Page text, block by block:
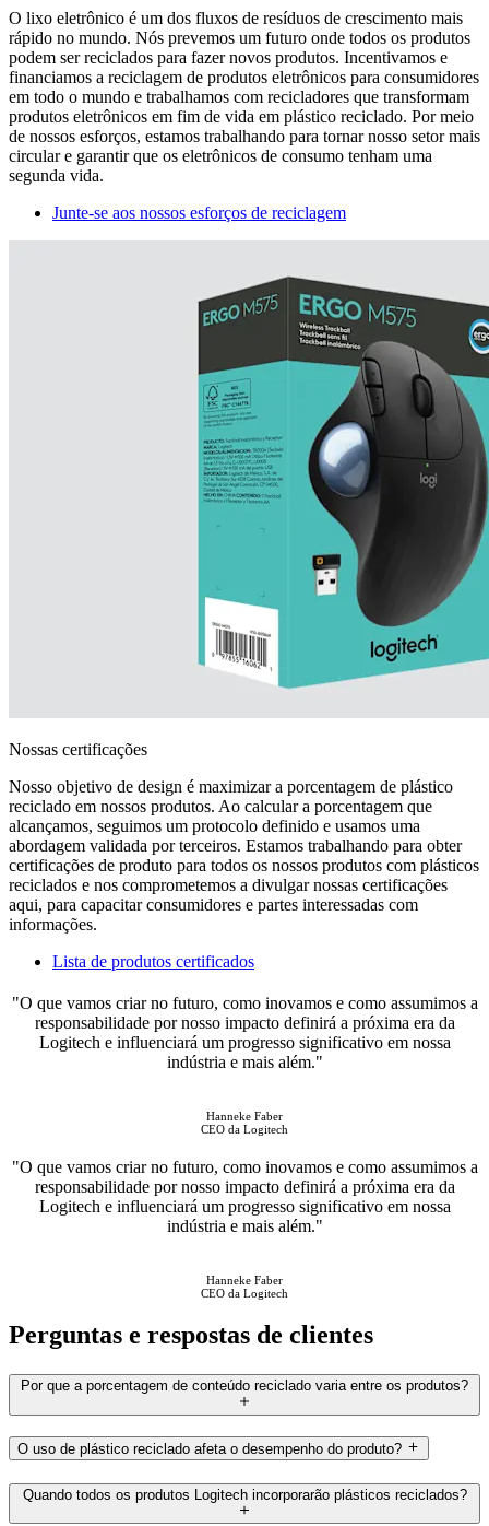
O lixo eletrônico é um dos fluxos de resíduos de crescimento mais
rápido no mundo. Nós prevemos um futuro onde todos os produtos
podem ser reciclados para fazer novos produtos. Incentivamos e
financiamos a reciclagem de produtos eletrônicos para consumidores
em todo o mundo e trabalhamos com recicladores que transformam
produtos eletrônicos em fim de vida em plástico reciclado. Por meio
de nossos esforços, estamos trabalhando para tornar nosso setor mais
circular e garantir que os eletrônicos de consumo tenham uma
segunda vida.
Junte-se aos nossos esforços de reciclagem
Nossas certificações
Nosso objetivo de design é maximizar a porcentagem de plástico
reciclado em nossos produtos. Ao calcular a porcentagem que
alcançamos, seguimos um protocolo definido e usamos uma
abordagem validada por terceiros. Estamos trabalhando para obter
certificações de produto para todos os nossos produtos com plásticos
reciclados e nos comprometemos a divulgar nossas certificações
aqui, para capacitar consumidores e partes interessadas com
informações.
Lista de produtos certificados
"O que vamos criar no futuro, como inovamos e como assumimos a
responsabilidade por nosso impacto definirá a próxima era da
Logitech e influenciará um progresso significativo em nossa
indústria e mais além."
Hanneke Faber
CEO da Logitech
"O que vamos criar no futuro, como inovamos e como assumimos a
responsabilidade por nosso impacto definirá a próxima era da
Logitech e influenciará um progresso significativo em nossa
indústria e mais além."
Hanneke Faber
CEO da Logitech
Perguntas e respostas de clientes
Por que a porcentagem de conteúdo reciclado varia entre os produtos?
O uso de plástico reciclado afeta o desempenho do produto?
Quando todos os produtos Logitech incorporarão plásticos reciclados?